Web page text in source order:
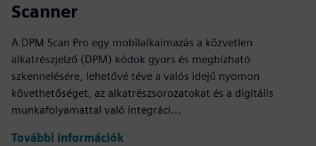
Scanner
A DPM Scan Pro egy mobilalkalmazás a közvetlen
alkatrészjelző (DPM) kódok gyors és megbízható
szkennelésére, lehetővé téve a valós idejű nyomon
követhetőséget, az alkatrészsorozatokat és a digitális
munkafolyamattal való integráci...
További információk